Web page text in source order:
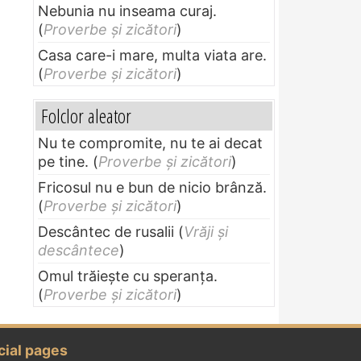
Nebunia nu inseama curaj.
(Proverbe și zicători)
Casa care-i mare, multa viata are.
(Proverbe și zicători)
Folclor aleator
Nu te compromite, nu te ai decat
pe tine. (Proverbe și zicători)
Fricosul nu e bun de nicio brânză.
(Proverbe și zicători)
Descântec de rusalii (Vrăji și
descântece)
Omul trăieşte cu speranţa.
(Proverbe și zicători)
pages